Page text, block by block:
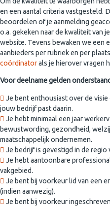
en een aantal criteria vastgesteld.
beoordelen of je aanmelding
o.a. gekeken naar de kwaliteit van
website. Tevens bewaken we een
aanbieders per rubriek en per
coördinatorals je hierover vragen
Voor deelname gelden
Je bent enthousiast over de
jouw bedrijf past daarin.
Je hebt minimaal een jaar
bewustwording, gezondheid,
maatschappelijk ondernemen.
Je bedrijf is gevestigd in de regio
Je hebt aantoonbare
vakgebied.
Je bent bij voorkeur lid van een
(indien aanwezig).
Je bent bij voorkeur